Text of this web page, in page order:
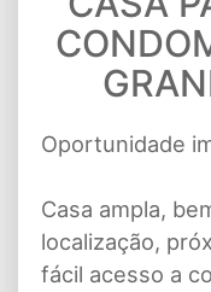
Oportunidade
Casa ampla,
localização,
fácil acesso a